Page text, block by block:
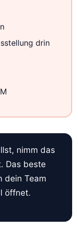
drin
nimm das
Das beste
dein Team
öffnet.